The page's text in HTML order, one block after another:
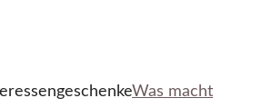
Was macht